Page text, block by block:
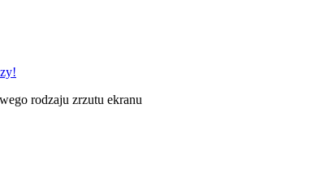
rodzaju zrzutu ekranu